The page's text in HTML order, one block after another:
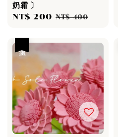
奶霜 〕
Sale
NT$ 200 Regular
NT$ 400